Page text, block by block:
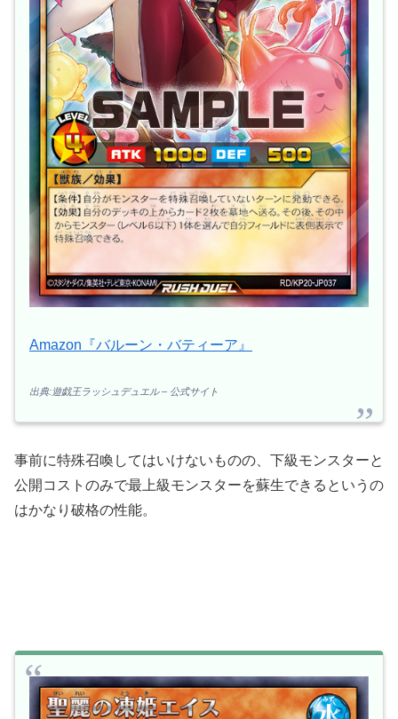
Amazon『バルーン・バティーア』
出典:遊戯王ラッシュデュエル – 公式サイト
事前に特殊召喚してはいけないものの、下級モンスターと
公開コストのみで最上級モンスターを蘇生できるというの
はかなり破格の性能。